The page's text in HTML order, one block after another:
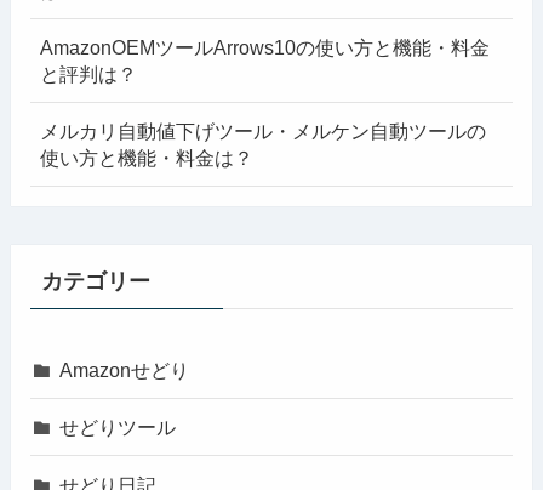
AmazonOEMツールArrows10の使い方と機能・料金
と評判は？
メルカリ自動値下げツール・メルケン自動ツールの
使い方と機能・料金は？
カテゴリー
Amazonせどり
せどりツール
せどり日記